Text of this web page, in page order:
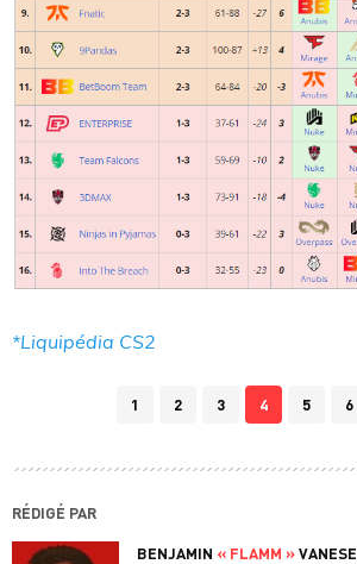
*Liquipédia CS2
1 2 3 4 5 6
RÉDIGÉ PAR
BENJAMIN « FLAMM »VANESE